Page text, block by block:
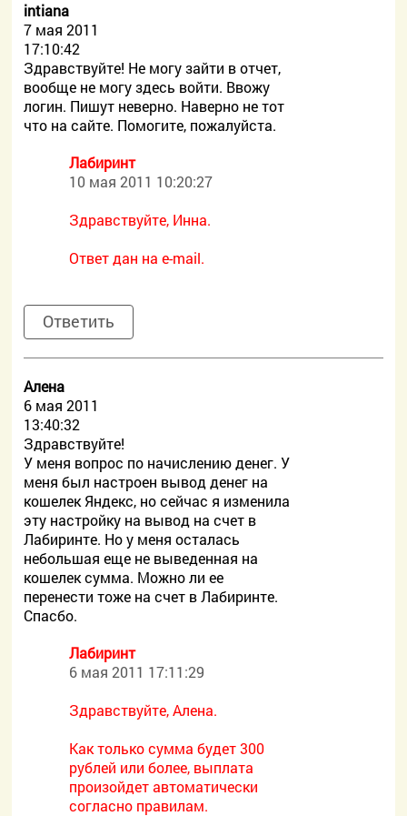
intiana
7 мая 2011
17:10:42
Здравствуйте! Не могу зайти в отчет,
вообще не могу здесь войти. Ввожу
логин. Пишут неверно. Наверно не тот
что на сайте. Помогите, пожалуйста.
Лабиринт
10 мая 2011 10:20:27
Здравствуйте, Инна.
Ответ дан на e-mail.
Ответить
Алена
6 мая 2011
13:40:32
Здравствуйте!
У меня вопрос по начислению денег. У
меня был настроен вывод денег на
кошелек Яндекс, но сейчас я изменила
эту настройку на вывод на счет в
Лабиринте. Но у меня осталась
небольшая еще не выведенная на
кошелек сумма. Можно ли ее
перенести тоже на счет в Лабиринте.
Спасбо.
Лабиринт
6 мая 2011 17:11:29
Здравствуйте, Алена.
Как только сумма будет 300
рублей или более, выплата
произойдет автоматически
согласно правилам.